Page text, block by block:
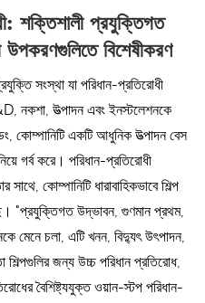
শক্তিশালী প্রযুক্তিগত
উপকরণগুলিতে বিশেষীকরণ
সংস্থা যা পরিধান-প্রতিরোধী
নকশা, উত্পাদন এবং ইনস্টলেশনকে
কোম্পানিটি একটি আধুনিক উত্পাদন বেস
গর্ব করে। পরিধান-প্রতিরোধী
কোম্পানিটি ধারাবাহিকভাবে শিল্প
"প্রযুক্তিগত উদ্ভাবন, গুণমান প্রথম,
মেনে চলা, এটি খনন, বিদ্যুৎ উৎপাদন,
শিল্পগুলির জন্য উচ্চ পরিধান প্রতিরোধ,
বৈশিষ্ট্যযুক্ত ওয়ান-স্টপ পরিধান-